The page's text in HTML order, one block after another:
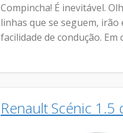
Compincha! É inevitável.
linhas que se seguem,
facilidade de condução.
Renault Scénic 1.5